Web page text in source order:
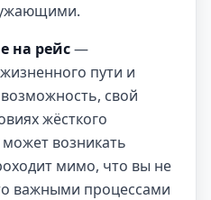
на рейс—
пути и
свой
жёсткого
возникать
мимо, что вы не
важными процессами